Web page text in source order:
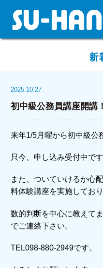
新
2025.10.27
初中級公務員講座開講！
来年1/5月曜から初中級公
只今、申し込み受付中です
また、ついていけるか心
料体験講座を実施しており
数的判断を中心に教えて
でご連絡下さい。
TEL098-880-2949です。